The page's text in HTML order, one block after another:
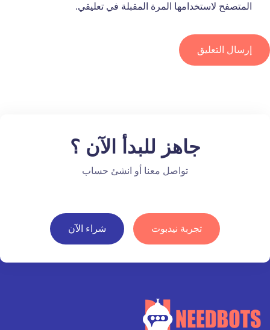
المتصفح لاستخدامها المرة المقبلة في تعليقي.
جاهز للبدأ الآن ؟
تواصل معنا أو انشئ حساب
تجربة نيدبوت شراء الآن